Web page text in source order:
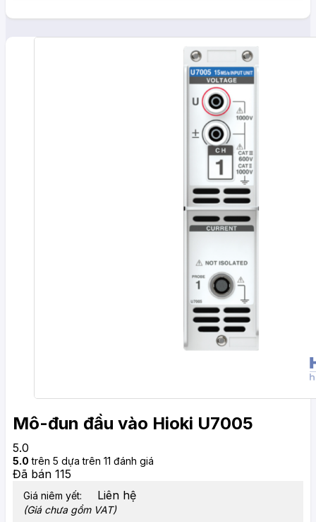
Mô-đun đầu vào Hioki U7005
5.0
5.0 trên 5 dựa trên 11 đánh giá
Đã bán 115
Giá niêm yết: Liên hệ
(Giá chưa gồm VAT)